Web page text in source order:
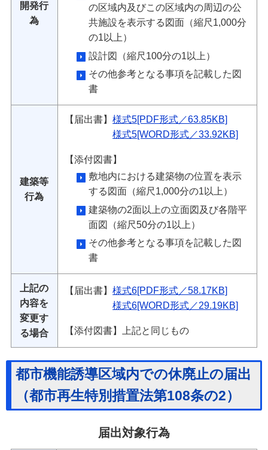
開発行
為
の区域内及びこの区域内の周辺の公
共施設を表示する図面（縮尺1,000分
の1以上）
設計図（縮尺100分の1以上）
その他参考となる事項を記載した図
書
建築等
行為
【届出書】様式5[PDF形式／63.85KB]
様式5[WORD形式／33.92KB]
【添付図書】
敷地内における建築物の位置を表示
する図面（縮尺1,000分の1以上）
建築物の2面以上の立面図及び各階平
面図（縮尺50分の1以上）
その他参考となる事項を記載した図
書
上記の
内容を
変更す
る場合
【届出書】様式6[PDF形式／58.17KB]
様式6[WORD形式／29.19KB]
【添付図書】上記と同じもの
都市機能誘導区域内での休廃止の届出
（都市再生特別措置法第108条の2）
届出対象行為